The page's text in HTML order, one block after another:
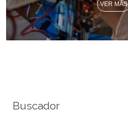
VER MÁS
Buscador